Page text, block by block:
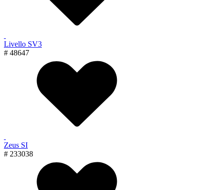
Livello SV3
# 48647
Zeus SI
# 233038